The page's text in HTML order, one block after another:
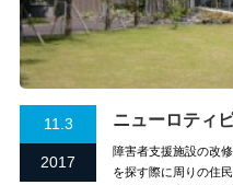
11.3
2017
ニューロティ
障害者支援施設の改
を探す際に周りの住